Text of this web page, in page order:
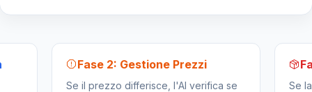
Fase 2: Gestione Prezzi
Se il prezzo differisce, l'AI verifica se
Se